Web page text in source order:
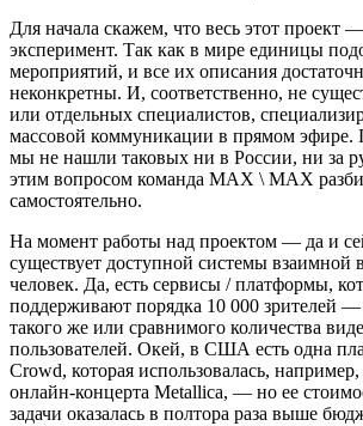
Для начала скажем, что весь этот проект
эксперимент. Так как в мире единицы
мероприятий, и все их описания
неконкретны. И, соответственно, не
или отдельных специалистов,
массовой коммуникации в прямом эфире.
мы не нашли таковых ни в России, ни за
этим вопросом команда MAX \ MAX
самостоятельно.
На момент работы над проектом — да и
существует доступной системы взаимной
человек. Да, есть сервисы / платформы,
поддерживают порядка 10 000 зрителей —
такого же или сравнимого количества
пользователей. Окей, в США есть одна
Crowd, которая использовалась,
онлайн-концерта Metallica, — но ее
задачи оказалась в полтора раза выше